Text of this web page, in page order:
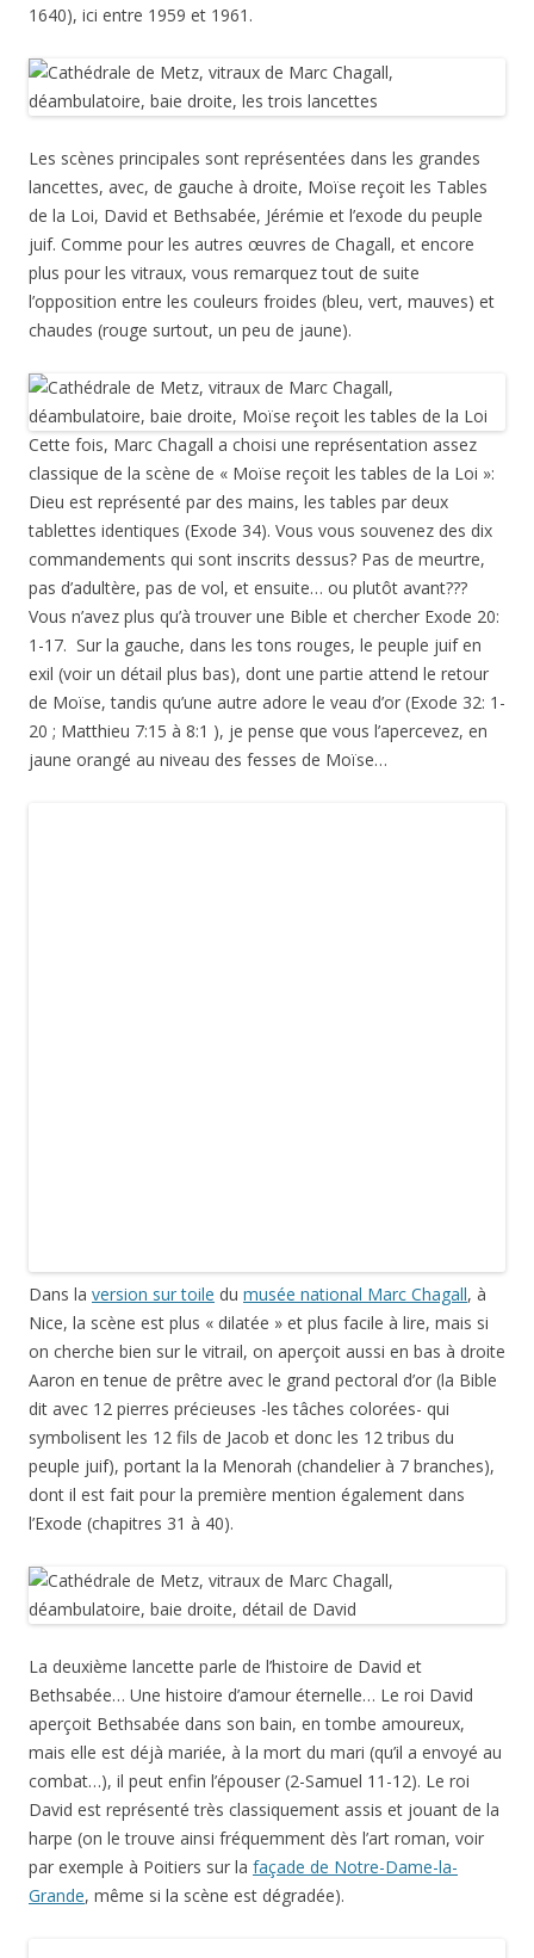
1640), ici entre 1959 et 1961.
Les scènes principales sont représentées dans les grandes
lancettes, avec, de gauche à droite, Moïse reçoit les Tables
de la Loi, David et Bethsabée, Jérémie et l’exode du peuple
juif. Comme pour les autres œuvres de Chagall, et encore
plus pour les vitraux, vous remarquez tout de suite
l’opposition entre les couleurs froides (bleu, vert, mauves) et
chaudes (rouge surtout, un peu de jaune).
Cette fois, Marc Chagall a choisi une représentation assez
classique de la scène de « Moïse reçoit les tables de la Loi »:
Dieu est représenté par des mains, les tables par deux
tablettes identiques (Exode 34). Vous vous souvenez des dix
commandements qui sont inscrits dessus? Pas de meurtre,
pas d’adultère, pas de vol, et ensuite… ou plutôt avant???
Vous n’avez plus qu’à trouver une Bible et chercher Exode 20:
1-17. Sur la gauche, dans les tons rouges, le peuple juif en
exil (voir un détail plus bas), dont une partie attend le retour
de Moïse, tandis qu’une autre adore le veau d’or (Exode 32: 1-
20 ; Matthieu 7:15 à 8:1 ), je pense que vous l’apercevez, en
jaune orangé au niveau des fesses de Moïse…
Bethsabée… Une histoire d’amour éternelle… Le roi David
aperçoit Bethsabée dans son bain, en tombe amoureux,
mais elle est déjà mariée, à la mort du mari (qu’il a envoyé au
combat…), il peut enfin l’épouser (2-Samuel 11-12). Le roi
David est représenté très classiquement assis et jouant de la
harpe (on le trouve ainsi fréquemment dès l’art roman, voir
par exemple à Poitiers sur lafaçade de Notre-Dame-la-
Grande, même si la scène est dégradée).
Bethsabée est représentée en rouge, filiforme, en bordure
droite du vitrail.
En dessous (image de gauche), on trouve à nouveau une
foule (comme sur la lancette de gauche, photographie à
droite), symbolisant le peuple juif.